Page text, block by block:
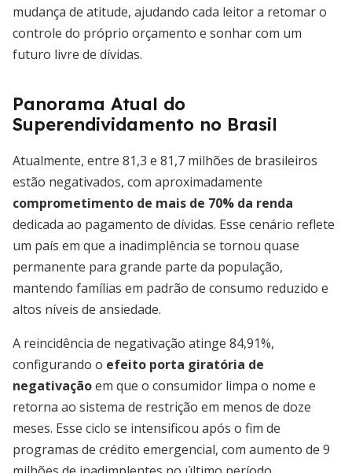
mudança de atitude, ajudando cada leitor a retomar o
controle do próprio orçamento e sonhar com um
futuro livre de dívidas.
Panorama Atual do
Superendividamento no Brasil
Atualmente, entre 81,3 e 81,7 milhões de brasileiros
estão negativados, com aproximadamente
comprometimento de mais de 70% da renda
dedicada ao pagamento de dívidas. Esse cenário reflete
um país em que a inadimplência se tornou quase
permanente para grande parte da população,
mantendo famílias em padrão de consumo reduzido e
altos níveis de ansiedade.
A reincidência de negativação atinge 84,91%,
configurando o efeito porta giratória de
negativaçãoem que o consumidor limpa o nome e
retorna ao sistema de restrição em menos de doze
meses. Esse ciclo se intensificou após o fim de
programas de crédito emergencial, com aumento de 9